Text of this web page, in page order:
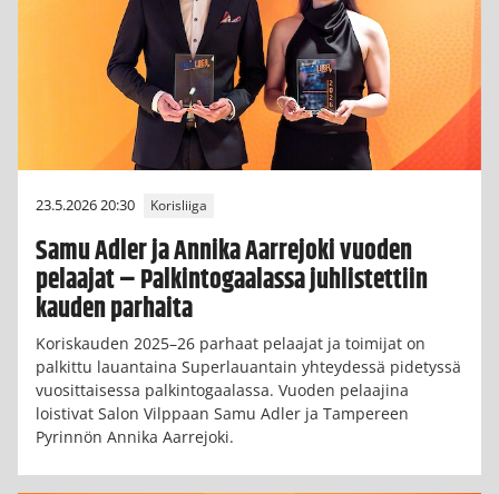
23.5.2026 20:30 Korisliiga
Samu Adler ja Annika Aarrejoki vuoden
pelaajat – Palkintogaalassa juhlistettiin
kauden parhaita
Koriskauden 2025–26 parhaat pelaajat ja toimijat on
palkittu lauantaina Superlauantain yhteydessä pidetyssä
vuosittaisessa palkintogaalassa. Vuoden pelaajina
loistivat Salon Vilppaan Samu Adler ja Tampereen
Pyrinnön Annika Aarrejoki.